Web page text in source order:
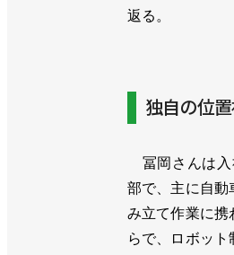
返る。
独自の位
冨岡さんは入
部で、主に自動
み立て作業に携
らで、ロボット